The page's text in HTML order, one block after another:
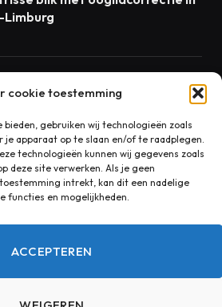
cookie toestemming
gebruiken wij technologieën zoals
je apparaat op te slaan en/of te raadplegen.
technologieën kunnen wij gegevens zoals
deze site verwerken. Als je geen
intrekt, kan dit een nadelige
functies en mogelijkheden.
ACCEPTEREN
Limburg
als dienst: waarom volgende-
de standaard zou
in huis begint bij goede